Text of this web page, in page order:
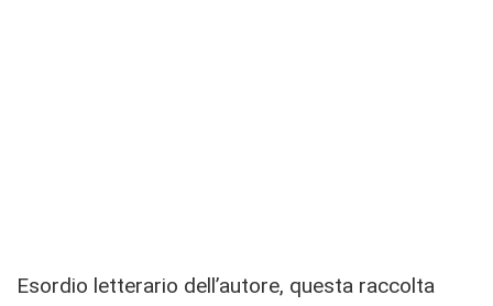
Esordio letterario dell’autore, questa raccolta